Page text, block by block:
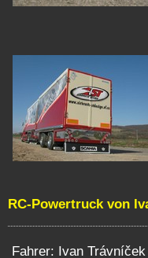
RC-Powertruck von
Fahrer: Ivan Trávníček